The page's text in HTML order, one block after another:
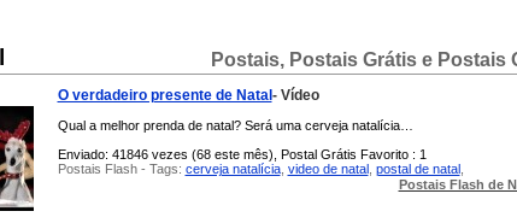
Postais, Postais Grátis e Postais
O verdadeiro presente de Natal - Vídeo
Qual a melhor prenda de natal? Será uma cerveja natalícia…
Enviado: 41846 vezes (68 este mês), Postal Grátis Favorito : 1
Postais Flash - Tags: cerveja natalícia, video de natal, postal de natal,
Postais Flash de